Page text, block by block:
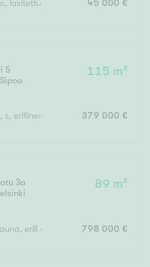
lasitettu parveke 45 000 €
5
Sipoo
115 m²
s, erillinen wc, vh, lasitettu parveke
379 000 €
3a
89 m²
erill wc, vaateh, parveke
798 000 €